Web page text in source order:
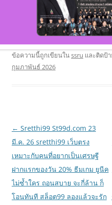
ข้อความนี้ถูกเขียนในssru และติดป้
กุมภาพันธ์ 2026
เมนู
นำทาง
เรื่อง
← Sretthi99 St99d.com 23
มี.ค. 26 sretthi99 เว็บตรง
เหมาะกับคนที่อยากเป็นเศรษฐี
ฝากแรกของวัน 20% ธีมเกม ยูนีค
ไม่ซ้ำใคร ถอนสบาย จะกี่ล้าน ก็
โอนทันที สล็อต99 ลองแล้วจะรัก